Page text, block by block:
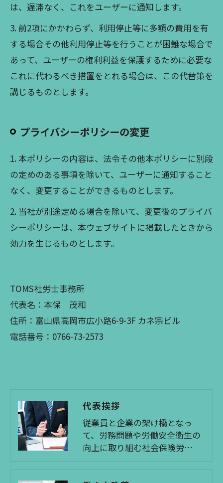
は、遅滞なく、これをユーザーに通知します。
3. 前2項にかかわらず、利用停止等に多額の費用を有
する場合その他利用停止等を行うことが困難な場合で
あって、ユーザーの権利利益を保護するために必要な
これに代わるべき措置をとれる場合は、この代替策を
講じるものとします。
プライバシーポリシーの変更
1. 本ポリシーの内容は、法令その他本ポリシーに別段
の定めのある事項を除いて、ユーザーに通知すること
なく、変更することができるものとします。
2. 当社が別途定める場合を除いて、変更後のプライバ
シーポリシーは、本ウェブサイトに掲載したときから
効力を生じるものとします。
TOMS社労士事務所
代表名：本保 茂和
住所：富山県高岡市広小路6-9-3F カネ宗ビル
電話番号：0766-73-2573
代表挨拶
従業員と企業の架け橋となっ
て、労務問題や労働安全衛生の
向上に取り組む社会保険労…